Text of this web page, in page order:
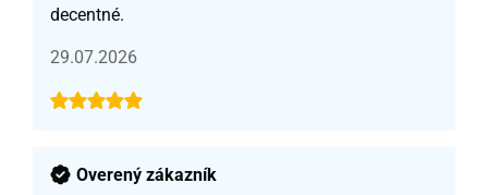
decentné.
29.07.2026
Overený zákazník